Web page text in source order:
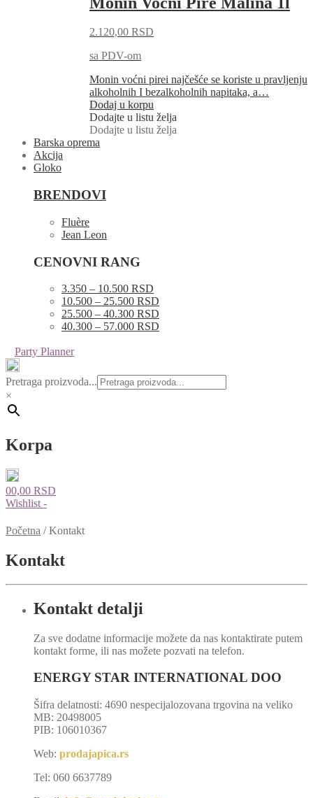
2.120,00 RSD
sa PDV-om
Monin voćni pirei najčešće se koriste u pravljenju
alkoholnih I bezalkoholnih napitaka, a…
Dodaj u korpu
Dodajte u listu želja
Dodajte u listu želja
Barska oprema
Akcija
Gloko
BRENDOVI
Fluère
Jean Leon
CENOVNI RANG
3.350 – 10.500 RSD
10.500 – 25.500 RSD
25.500 – 40.300 RSD
40.300 – 57.000 RSD
Party Planner
Pretraga proizvoda...
×
Korpa
00,00 RSD
Wishlist -
Početna /Kontakt
Kontakt
Kontakt detalji
Za sve dodatne informacije možete da nas kontaktirate putem
kontakt forme, ili nas možete pozvati na telefon.
ENERGY STAR INTERNATIONAL DOO
Šifra delatnosti: 4690 nespecijalozovana trgovina na veliko
MB: 20498005
PIB: 106010367
Web: prodajapica.rs
Tel: 060 6637789